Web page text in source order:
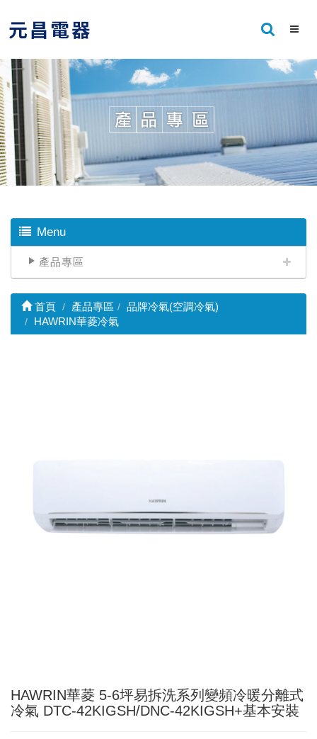
Menu
產品專區
首頁 產品專區
品牌冷氣(空調冷氣)
HAWRIN華菱冷氣
HAWRIN華菱 5-6坪易拆洗系列變頻冷暖分離式
冷氣 DTC-42KIGSH/DNC-42KIGSH+基本安裝